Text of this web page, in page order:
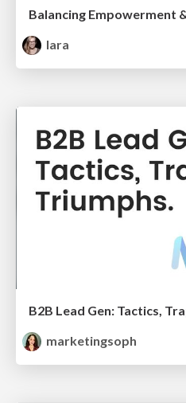
Balancing Empowerment
lara
B2B Lead Gen: Tactics,
marketingsoph